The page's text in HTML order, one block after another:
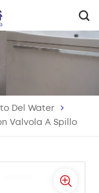
Del Water
Valvola A Spillo